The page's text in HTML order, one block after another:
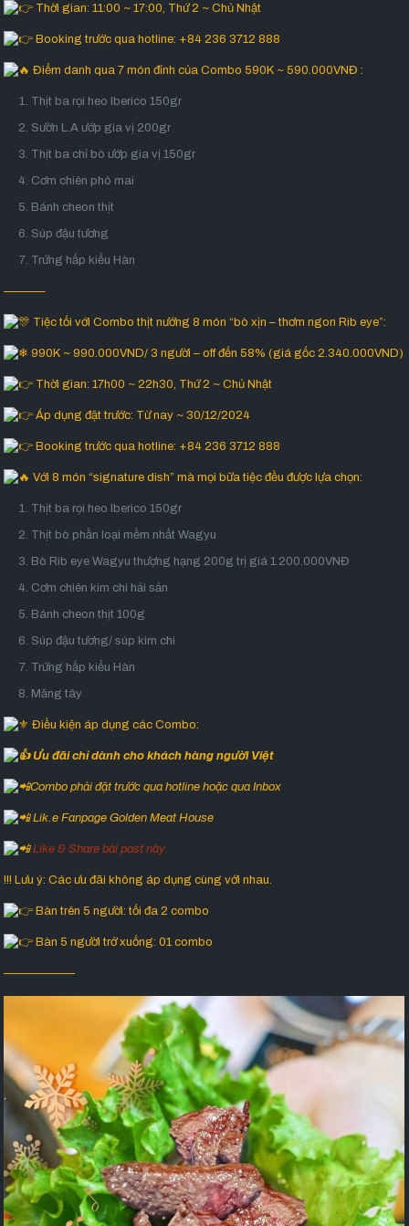
Thời gian: 11:00 ~ 17:00, Thứ 2 ~ Chủ Nhật
Booking trước qua hotline: +84 236 3712 888
Điểm danh qua 7 món đỉnh của Combo 590K ~ 590.000VNĐ :
Thịt ba rọi heo Iberico 150gr
Sườn L.A ướp gia vị 200gr
Thịt ba chỉ bò ướp gia vị 150gr
Cơm chiên phô mai
Bánh cheon thịt
Súp đậu tương
Trứng hấp kiểu Hàn
———–
Tiệc tối với Combo thịt nướng 8 món “bò xịn – thơm ngon Rib eye”:
990K ~ 990.000VND/ 3 người – off đến 58% (giá gốc 2.340.000VND)
Thời gian: 17h00 ~ 22h30, Thứ 2 ~ Chủ Nhật
Áp dụng đặt trước: Từ nay ~ 30/12/2024
Booking trước qua hotline: +84 236 3712 888
Với 8 món “signature dish” mà mọi bữa tiệc đều được lựa chọn:
Thịt ba rọi heo Iberico 150gr
Thịt bò phần loại mềm nhất Wagyu
Bò Rib eye Wagyu thượng hạng 200g trị giá 1.200.000VNĐ
Cơm chiên kim chi hải sản
Bánh cheon thịt 100g
Súp đậu tương/ súp kim chi
Trứng hấp kiểu Hàn
Măng tây
Điều kiện áp dụng các Combo:
Ưu đãi chỉ dành cho khách hàng người Việt
Combo phải đặt trước qua hotline hoặc qua Inbox
Lik.e Fanpage Golden Meat House
Like & Share bài post này.
!!! Lưu ý: Các ưu đãi không áp dụng cùng với nhau.
Bàn trên 5 người: tối đa 2 combo
Bàn 5 người trở xuống: 01 combo
——————